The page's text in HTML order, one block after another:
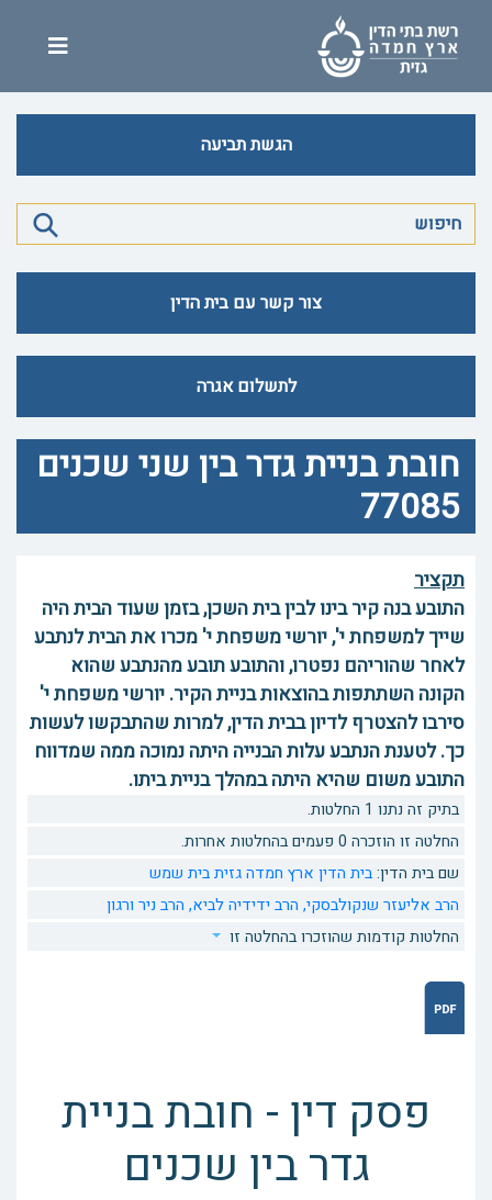
הגשת תביעה
צור קשר עם בית הדין
לתשלום אגרה
חובת בניית גדר בין שני שכנים
77085
תקציר
התובע בנה קיר בינו לבין בית השכן, בזמן שעוד הבית היה
שייך למשפחת י', יורשי משפחת י' מכרו את הבית לנתבע
לאחר שהוריהם נפטרו, והתובע תובע מהנתבע שהוא
הקונה השתתפות בהוצאות בניית הקיר. יורשי משפחת י'
סירבו להצטרף לדיון בבית הדין, למרות שהתבקשו לעשות
כך. לטענת הנתבע עלות הבנייה היתה נמוכה ממה שמדווח
התובע משום שהיא היתה במהלך בניית ביתו.
בתיק זה נתנו 1 החלטות.
החלטה זו הוזכרה 0 פעמים בהחלטות אחרות.
שם בית הדין:בית הדין ארץ חמדה גזית בית שמש
הרב אליעזר שנקולבסקי, הרב ידידיה לביא, הרב ניר ורגון
החלטות קודמות שהוזכרו בהחלטה זו
פסק דין - חובת בניית
גדר בין שכנים